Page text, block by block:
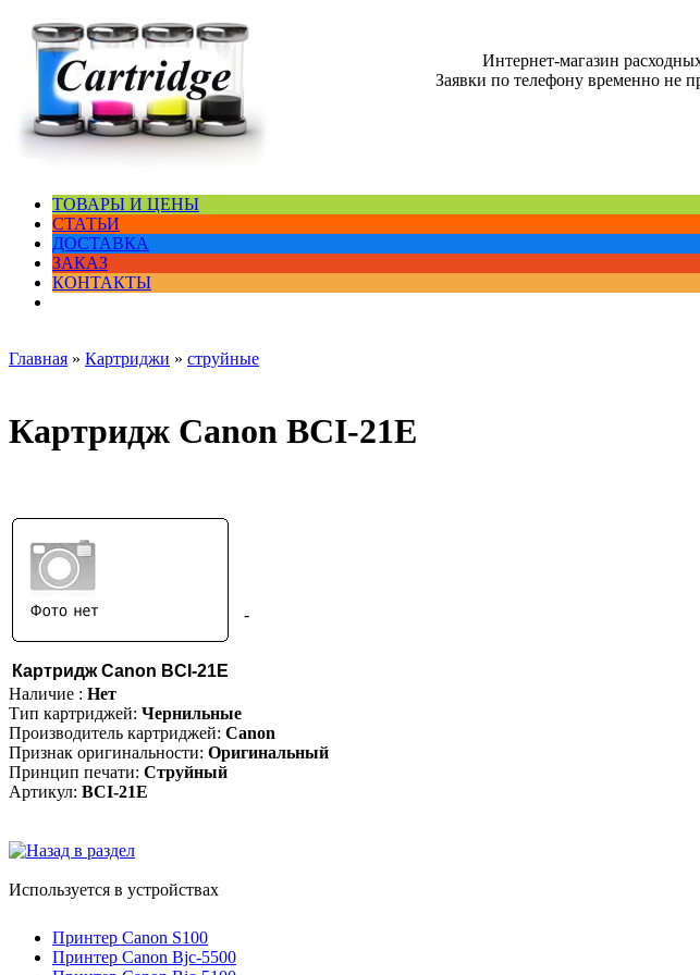
Интернет-магазин
Заявки по телефону временно не
ТОВАРЫ И ЦЕНЫ
СТАТЬИ
ДОСТАВКА
ЗАКАЗ
КОНТАКТЫ
Главная » Картриджи » струйные
Картридж Canon BCI-21E
Картридж Canon BCI-21E
-
Наличие : Нет
Тип картриджей: Чернильные
Производитель картриджей: Canon
Признак оригинальности: Оригинальный
Принцип печати: Струйный
Артикул: BCI-21E
Используется в устройствах
Принтер Canon S100
Принтер Canon Bjc-5500